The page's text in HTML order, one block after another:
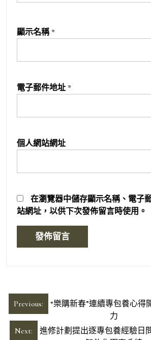
顯示名稱 *
電子郵件地址 *
個人網站網址
在瀏覽器中儲存顯示名稱、電子
站網址，以供下次發佈留言時使用。
文
章
導
Previous:
“樂購新春”連續專包養心得
力
Next:
進修計劃提出逐專包養經驗日